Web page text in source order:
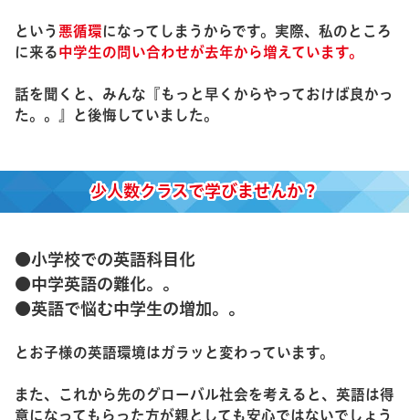
という 悪循環になってしまうからです。実際、私のところ
に来る中学生の問い合わせが去年から増えています。
話を聞くと、みんな『もっと早くからやっておけば良かっ
た。。』と後悔していました。
少人数クラスで学びませんか？
●小学校での英語科目化
●中学英語の難化。。
●英語で悩む中学生の増加。。
とお子様の英語環境はガラッと変わっています。
また、これから先のグローバル社会を考えると、英語は得
意になってもらった方が親としても安心ではないでしょう